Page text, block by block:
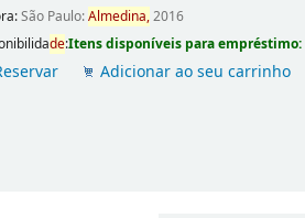
São Paulo:Almedina,2016
de:Itens disponíveis para empréstimo:
Adicionar ao seu carrinho